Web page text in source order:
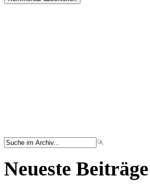
Neueste Beiträge